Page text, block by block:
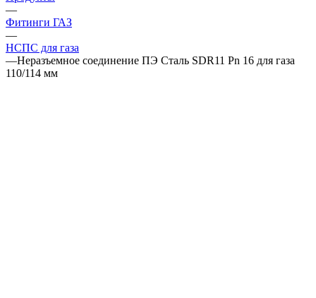
—
Фитинги ГАЗ
—
НСПС для газа
—Неразъемное соединение ПЭ Сталь SDR11 Pn 16 для газа
110/114 мм